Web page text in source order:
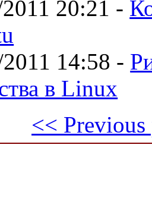
20:21 -
14:58 -
в Linux
<< Previous